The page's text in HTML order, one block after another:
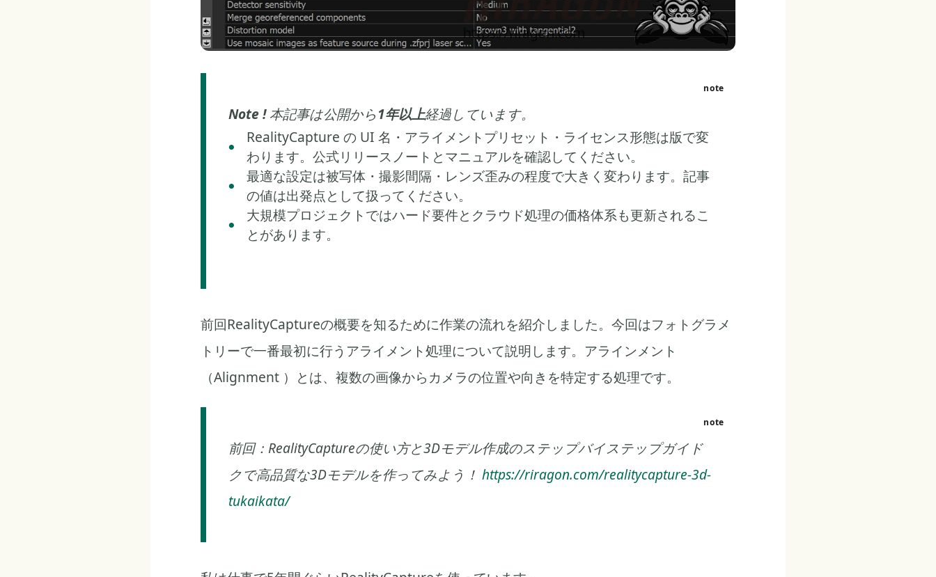
Note !本記事は公開から1年以上経過しています。
RealityCapture の UI 名・アライメントプリセット・ライセンス形態は版で変
わります。公式リリースノートとマニュアルを確認してください。
最適な設定は被写体・撮影間隔・レンズ歪みの程度で大きく変わります。記事
の値は出発点として扱ってください。
大規模プロジェクトではハード要件とクラウド処理の価格体系も更新されるこ
とがあります。
前回RealityCaptureの概要を知るために作業の流れを紹介しました。今回はフォトグラメ
トリーで一番最初に行うアライメント処理について説明します。アラインメント
（Alignment ）とは、複数の画像からカメラの位置や向きを特定する処理です。
前回：RealityCaptureの使い方と3Dモデル作成のステップバイステップガイド
クで高品質な3Dモデルを作ってみよう！ https://riragon.com/realitycapture-3d-
tukaikata/